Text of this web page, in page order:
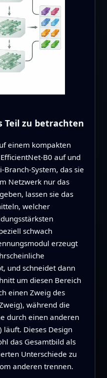
Teil zu betrachten
einem kompakten
auf und
das sie
Netzwerk nur das
lassen sie das
welcher
schwach
erzeugt
und schneidet dann
um diesen Bereich
einen Zweig des
während die
durch einen anderen
läuft. Dieses Design
das Gesamtbild als
Unterschiede zu
anderen trennen.